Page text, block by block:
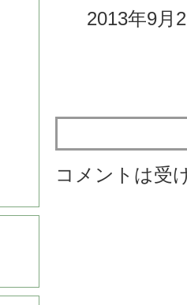
2013年9月
コメントは受